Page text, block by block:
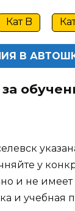
Кат B
В
у
и не
и